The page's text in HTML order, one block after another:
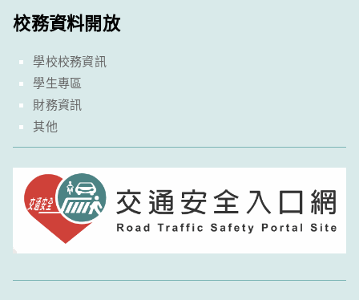
校務資料開放
學校校務資訊
學生專區
財務資訊
其他